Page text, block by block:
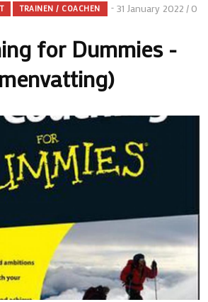
TRAINEN / COACHEN 31 January 2022 / 0
for Dummies -